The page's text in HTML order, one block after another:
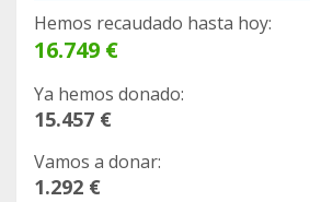
#UnEuroUnaVida #FundaciónHP
Hemos recaudado hasta hoy:
16.749 €
Ya hemos donado:
15.457 €
Vamos a donar:
1.292 €